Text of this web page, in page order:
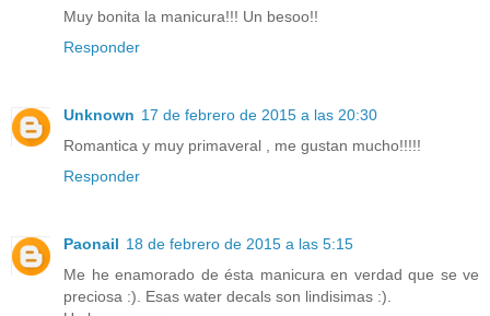
Muy bonita la manicura!!! Un besoo!!
Responder
Unknown 17 de febrero de 2015 a las 20:30
Romantica y muy primaveral , me gustan mucho!!!!!
Responder
Paonail 18 de febrero de 2015 a las 5:15
Me he enamorado de ésta manicura en verdad que se ve
preciosa :). Esas water decals son lindisimas :).